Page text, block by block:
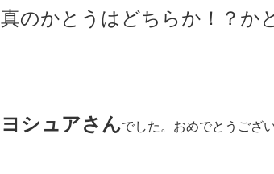
真のかとうはどちらか！？か
ヨシュアさんでした。おめでとうござい